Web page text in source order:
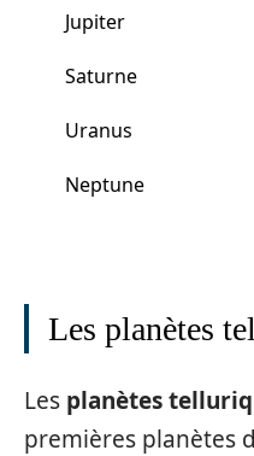
Jupiter
Saturne
Uranus
Neptune
Les planètes
Les planètes
premières planètes